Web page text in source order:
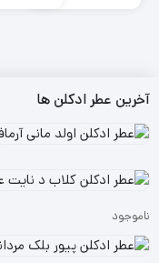
قیمت
قیمت
آخرین عطر ادکلن ها
ناموجود